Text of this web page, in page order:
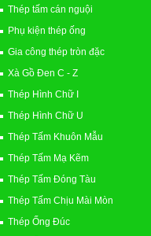
Thép tấm cán nguội
Phụ kiện thép ống
Gia công thép tròn đặc
Xà Gồ Đen C - Z
Thép Hình Chữ I
Thép Hình Chữ U
Thép Tấm Khuôn Mẫu
Thép Tấm Mạ Kẽm
Thép Tấm Đóng Tàu
Thép Tấm Chịu Mài Mòn
Thép Ống Đúc